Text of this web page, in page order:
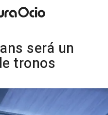
será un
tronos